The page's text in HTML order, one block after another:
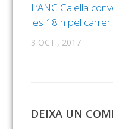
L’ANC Calella
les 18 h pel carrer
3 OCT., 2017
DEIXA UN